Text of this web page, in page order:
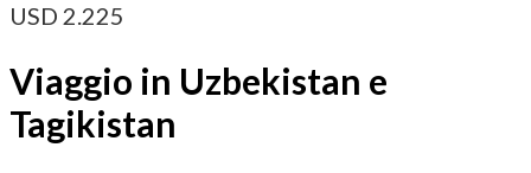
USD 2.225
Viaggio in Uzbekistan e
Tagikistan